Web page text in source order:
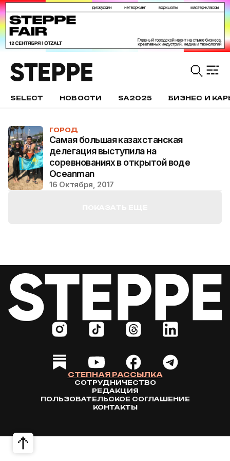
SELECT НОВОСТИ SA2025 БИЗНЕС И
ГОРОД
Самая большая казахстанская
делегация выступила на
соревнованиях в открытой воде
Oceanman
16 Октября, 2017
СТЕПНАЯ РАССЫЛКА
СОТРУДНИЧЕСТВО
РЕДАКЦИЯ
ПОЛЬЗОВАТЕЛЬСКОЕ СОГЛАШЕНИЕ
КОНТАКТЫ